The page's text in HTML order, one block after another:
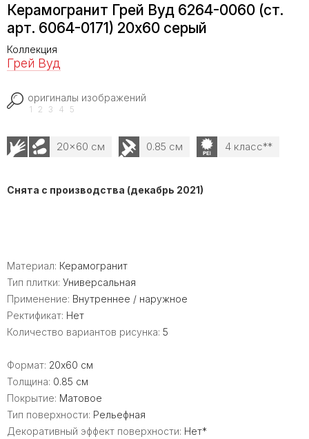
Керамогранит Грей Вуд 6264-0060 (ст.
арт. 6064-0171) 20x60 серый
Коллекция
Грей Вуд
оригиналы изображений
1 2 3 4 5
20x60 см 0.85 см 4 класс**
Снята с производства (декабрь 2021)
Материал: Керамогранит
Тип плитки: Универсальная
Применение: Внутреннее / наружное
Ректификат: Нет
Количество вариантов рисунка: 5
Формат: 20x60 см
Толщина: 0.85 см
Покрытие: Матовое
Тип поверхности: Рельефная
Декоративный эффект поверхности: Нет*